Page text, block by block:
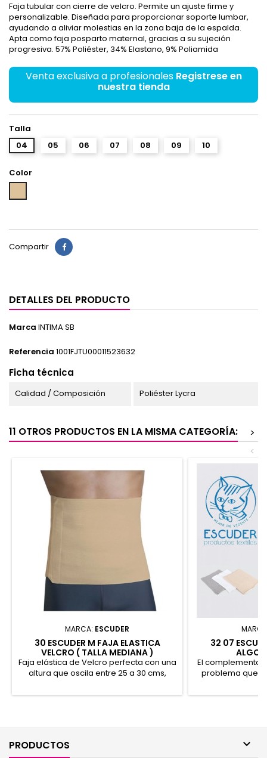
Faja tubular con cierre de velcro. Permite un ajuste firme y
personalizable. Diseñada para proporcionar soporte lumbar,
ayudando a aliviar molestias en la zona baja de la espalda.
Apta como faja posparto maternal, gracias a su sujeción
progresiva. 57% Poliéster, 34% Elastano, 9% Poliamida
Venta exclusiva a profesionales Registrese en
nuestra tienda
Talla
04
05 06 07 08 09 10
Color
Compartir
DETALLES DEL PRODUCTO
Marca INTIMA SB
Referencia 1001FJTU00011523632
Ficha técnica
Calidad / Composición Poliéster Lycra
11 OTROS PRODUCTOS EN LA MISMA CATEGORÍA:
>
<
MARCA: ESCUDER
30 ESCUDER M FAJA ELASTICA
VELCRO ( TALLA MEDIANA )
Faja elástica de Velcro perfecta con una
altura que oscila entre 25 a 30 cms,
9% Goma recubierta
32 07
El complemento
problema que
caliente la zona
PRODUCTOS 